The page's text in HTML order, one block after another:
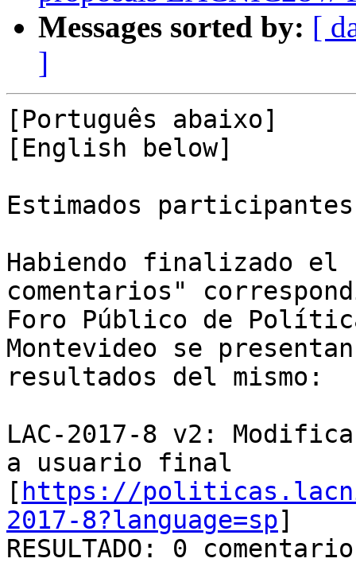
Messages sorted by: [
]
[Português abaixo]
[English below]
Estimados
Habiendo finalizado el
comentarios"
Foro Público de
Montevideo se
resultados del mismo:
LAC-2017-8 v2:
a usuario final
[ https://
2017-8?language=sp]
RESULTADO: 0